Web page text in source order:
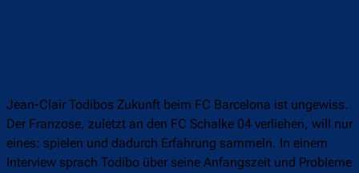
Jean-Clair Todibos Zukunft beim FC Barcelona ist ungewiss.
Der Franzose, zuletzt an den FC Schalke 04 verliehen, will nur
eines: spielen und dadurch Erfahrung sammeln. In einem
Interview sprach Todibo über seine Anfangszeit und Probleme